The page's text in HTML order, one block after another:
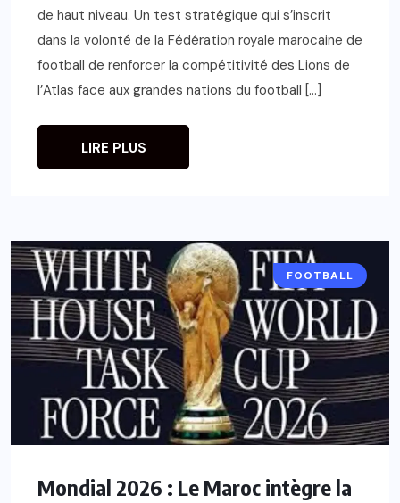
de haut niveau. Un test stratégique qui s’inscrit
dans la volonté de la Fédération royale marocaine de
football de renforcer la compétitivité des Lions de
l’Atlas face aux grandes nations du football […]
LIRE PLUS
FOOTBALL
Mondial 2026 : Le Maroc intègre la